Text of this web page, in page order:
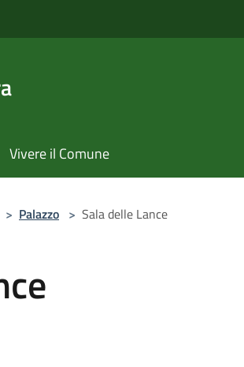
Vivere il Comune
> Palazzo > Sala delle Lance